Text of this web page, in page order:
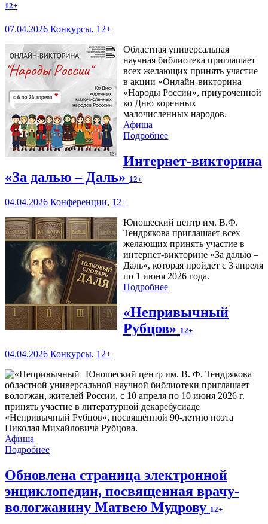
12+
07.04.2026 Конкурсы, 12+
Областная универсальная
научная библиотека приглашает
всех желающих принять участие
в акции «Онлайн-викторина
«Народы России», приуроченной
ко Дню коренных
малочисленных народов.
Афиша
Подробнее
Интернет-викторина
«За далью – Даль» 12+
04.04.2026 Конференции, 12+
Юношеский центр им. В.Ф.
Тендрякова приглашает всех
желающих принять участие в
интернет-викторине «За далью –
Даль», которая пройдет с 3 апреля
по 1 июня 2026 года.
Подробнее
«Непривычный
Рубцов» 12+
04.04.2026 Конкурсы, 12+
Юношеский центр им. В. Ф. Тендрякова
областной универсальной научной библиотеки приглашает
вологжан, жителей России, с 10 апреля по 10 июня 2026 г.
принять участие в литературной декаребусиаде
«Непривычный Рубцов», посвящённой 90-летию поэта
Николая Михайловича Рубцова.
Афиша
Подробнее
Обновлена страница электронной
энциклопедии, посвященная врачу-
вологжанину Матвею Мудрову 12+